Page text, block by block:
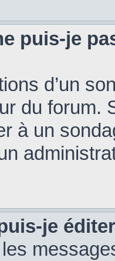
puis-je
d’un
du forum.
à un
je